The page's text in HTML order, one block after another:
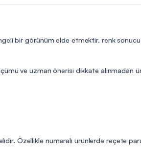
bir görünüm elde etmektir. renk sonucu
ve uzman önerisi dikkate alınmadan
Özellikle numaralı ürünlerde reçete